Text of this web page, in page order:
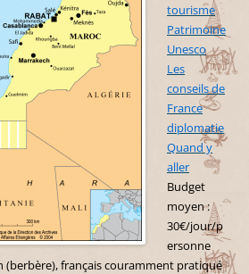
tourisme
Patrimoine
Unesco
Les
conseils de
France
diplomatie
Quand y
aller
Budget
moyen :
30€/jour/p
ersonne
(berbère), français couramment pratiqué